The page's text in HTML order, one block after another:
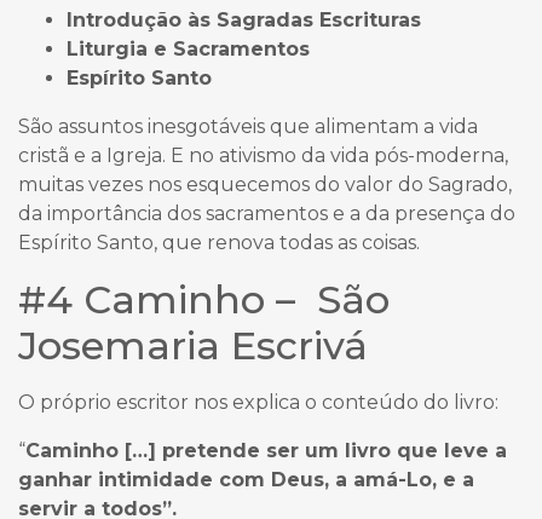
Introdução às Sagradas Escrituras
Liturgia e Sacramentos
Espírito Santo
São assuntos inesgotáveis que alimentam a vida
cristã e a Igreja. E no ativismo da vida pós-moderna,
muitas vezes nos esquecemos do valor do Sagrado,
da importância dos sacramentos e a da presença do
Espírito Santo, que renova todas as coisas.
#4 Caminho – São
Josemaria Escrivá
O próprio escritor nos explica o conteúdo do livro:
“Caminho […] pretende ser um livro que leve a
ganhar intimidade com Deus, a amá-Lo, e a
servir a todos”.